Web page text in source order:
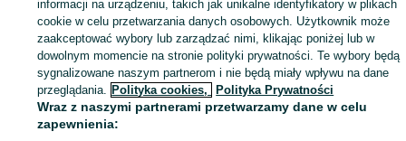
Zaloguj się / Załóż konto
Kup
informacji na urządzeniu, takich jak unikalne identyfikatory w plikach
cookie w celu przetwarzania danych osobowych. Użytkownik może
zaakceptować wybory lub zarządzać nimi, klikając poniżej lub w
dowolnym momencie na stronie polityki prywatności. Te wybory będą
sygnalizowane naszym partnerom i nie będą miały wpływu na dane
przeglądania. Polityka cookies, Polityka Prywatności
Wraz z naszymi partnerami przetwarzamy dane w celu
zapewnienia: